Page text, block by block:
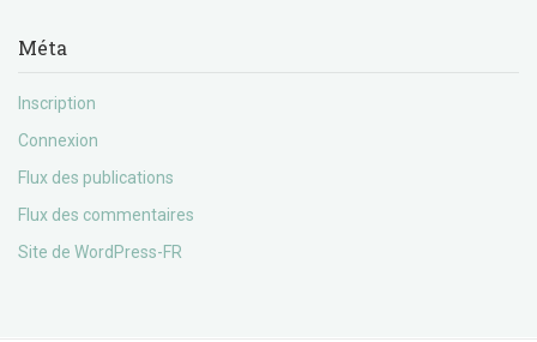
Méta
Inscription
Connexion
Flux des publications
Flux des commentaires
Site de WordPress-FR